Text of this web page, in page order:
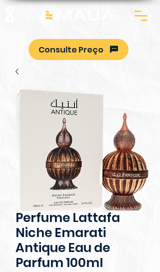
Consulte Preço
Perfume Lattafa
Niche Emarati
Antique Eau de
Parfum 100ml